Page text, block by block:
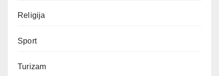
Religija
Sport
Turizam